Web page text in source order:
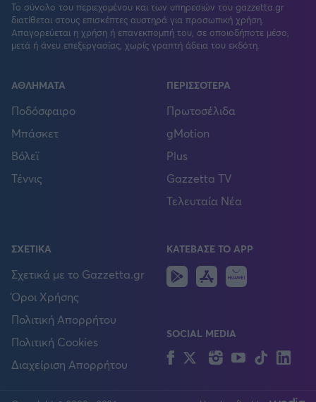
Το σύνολο του περιεχομένου και των υπηρεσιών του gazzetta.gr
διατίθεται στους επισκέπτες αυστηρά για προσωπική χρήση.
Απαγορεύεται η χρήση ή επανεκπομπή του, σε οποιοδήποτε μέσο,
μετά ή άνευ επεξεργασίας, χωρίς γραπτή άδεια του εκδότη.
ΑΘΛΗΜΑΤΑ
Ποδόσφαιρο
Μπάσκετ
Βόλεϊ
Τέννις
ΠΕΡΙΣΣΟΤΕΡΑ
Πρωτοσέλιδα
gMotion
Plus
Gazzetta TV
Τελευταία Νέα
ΣΧΕΤΙΚΑ
Σχετικά με το Gazzetta.gr
Όροι Χρήσης
Πολιτική Απορρήτου
Πολιτική Cookies
Διαχείριση Απορρήτου
ΚΑΤΕΒΑΣΕ ΤΟ APP
Android
IOS
SOCIAL MEDIA
FacebookTwitterInstagram
YouTubeTikTok